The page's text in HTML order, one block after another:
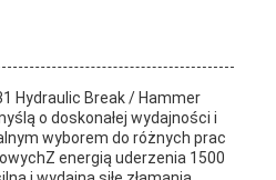
Hydraulic Break / Hammer
o doskonałej wydajności i
wyborem do różnych prac
energią uderzenia 1500